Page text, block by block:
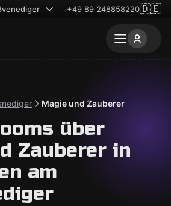
+49 89 248858220🇩🇪
Magie und Zauberer
über
Zauberer in
am